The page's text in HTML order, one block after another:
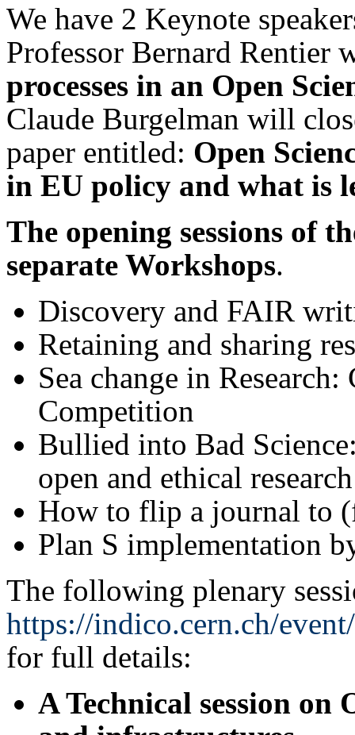
We have 2 Keynote
Professor Bernard
processes in an Open
Claude Burgelman will
paper entitled: Open
in EU policy and what is
The opening sessions of
separate Workshops.
Discovery and FAIR
Retaining and sharing
Sea change in
Competition
Bullied into Bad
open and ethical
How to flip a journal to
Plan S implementation
The following plenary
https://indico.cern.ch/
for full details:
A Technical session on